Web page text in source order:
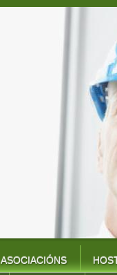
ASOCIACIÓNS